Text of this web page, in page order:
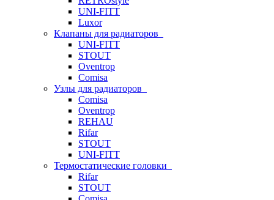
UNI-FITT
Luxor
Клапаны для радиаторов
UNI-FITT
STOUT
Oventrop
Comisa
Узлы для радиаторов
Comisa
Oventrop
REHAU
Rifar
STOUT
UNI-FITT
Термостатические головки
Rifar
STOUT